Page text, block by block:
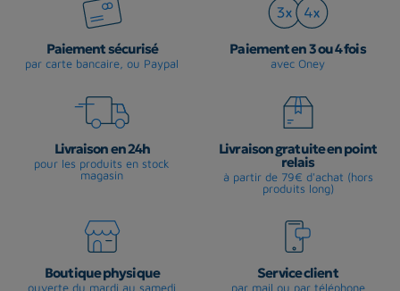
Paiement sécurisé
par carte bancaire, ou Paypal
Paiement en 3 ou 4 fois
avec Oney
Livraison en 24h
pour les produits en stock
magasin
Livraison gratuite en point
relais
à partir de 79€ d'achat (hors
produits long)
Boutique physique
ouverte du mardi au samedi
Service client
par mail ou par téléphone